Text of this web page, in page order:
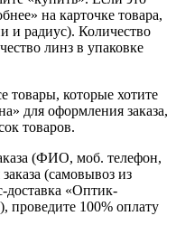
на карточке товара,
и радиус). Количество
линз в упаковке
которые хотите
для оформления заказа,
товаров.
(ФИО, моб. телефон,
(самовывоз из
доставка «Оптик-
проведите 100% оплату